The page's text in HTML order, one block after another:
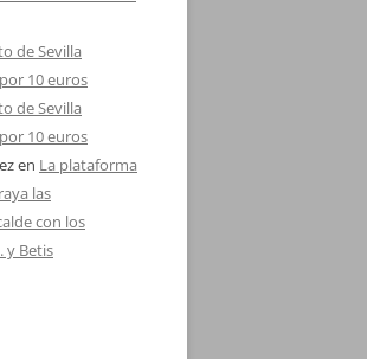
de Sevilla
10 euros
de Sevilla
10 euros
en La plataforma
las
con los
y Betis